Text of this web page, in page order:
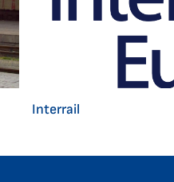
Interrail